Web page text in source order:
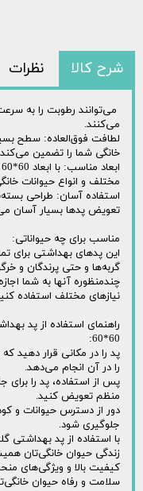
شرح کالا نظرات
می‌توانند رطوبت را به
می‌کنند.
لطافت فوق‌العاده: سطح
خانگی شما را تضمین
مختلف و انواع حیوانات
استفاده آسان: طراحی
تعویض پد‌ها بسیار آسان
مناسب برای چه حیواناتی:
این پد‌های بهداشتی برای
گربه‌ها و حتی پرندگان و
چندمنظوره آنها به شما
نیازهای مختلف استفاده
60*60:
پد را در مکانی قرار دهید
را در آن انجام می‌دهد.
پس از استفاده، پد را برای
منظم تعویض کنید.
دور از دسترس حیوانات و
جلوگیری شود.
با استفاده از پد بهداشتی
زندگی حیوان خانگی‌تان
کیفیت بالا و ویژگی‌های
سلامت و رفاه حیوان